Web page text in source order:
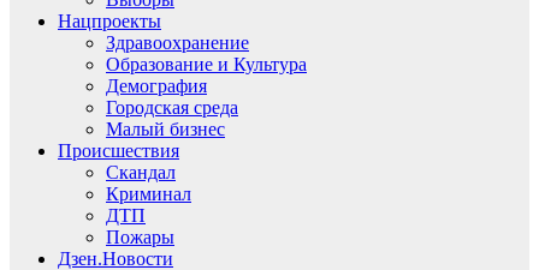
Нацпроекты
Здравоохранение
Образование и Культура
Демография
Городская среда
Малый бизнес
Происшествия
Скандал
Криминал
ДТП
Пожары
Дзен.Новости